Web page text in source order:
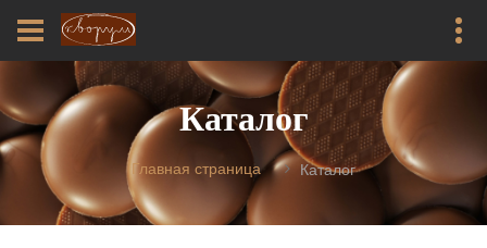
Каталог
Главная страница Каталог